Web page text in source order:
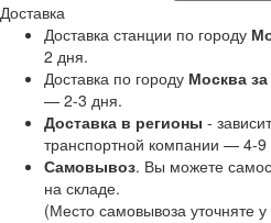
Доставка
Доставка станции по городу
2 дня.
Доставка по городу Москва
— 2-3 дня.
Доставка в регионы -
транспортной компании — 4-9
Самовывоз. Вы можете
на складе.
(Место самовывоза уточняте